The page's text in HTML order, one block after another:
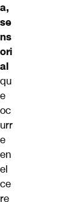
a,
se
ns
ori
al
qu
e
oc
urr
e
en
el
ce
re